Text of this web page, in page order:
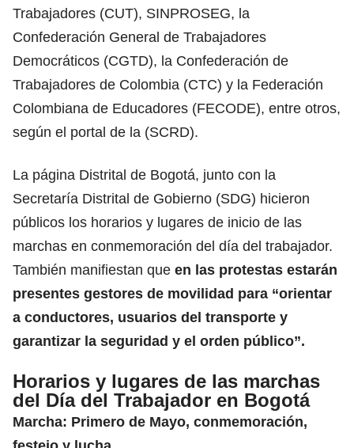
Trabajadores (CUT), SINPROSEG, la
Confederación General de Trabajadores
Democráticos (CGTD), la Confederación de
Trabajadores de Colombia (CTC) y la Federación
Colombiana de Educadores (FECODE), entre otros,
según el portal de la (SCRD).
La página Distrital de Bogotá, junto con la
Secretaría Distrital de Gobierno (SDG) hicieron
públicos los horarios y lugares de inicio de las
marchas en conmemoración del día del trabajador.
También manifiestan que en las protestas estarán
presentes gestores de movilidad para “orientar
a conductores, usuarios del transporte y
garantizar la seguridad y el orden público”.
Horarios y lugares de las marchas
del Día del Trabajador en Bogotá
Marcha: Primero de Mayo, conmemoración,